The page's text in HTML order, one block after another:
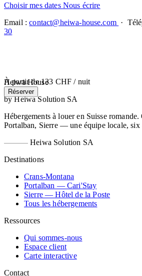
Choisir mes dates Nous écrire
Email :contact@heiwa-house.com ·
30
À partir de 133 CHF / nuit
Réserver
Heiwa House
by Heiwa Solution SA
Hébergements à louer en Suisse
Portalban, Sierre — une équipe locale, six
Heiwa Solution SA
Destinations
Crans-Montana
Portalban — Cari'Stay
Sierre — Hôtel de la Poste
Tous les hébergements
Ressources
Qui sommes-nous
Espace client
Carte interactive
Contact